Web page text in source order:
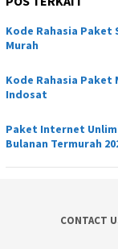
Kode Rahasia Paket
Murah
Kode Rahasia Paket
Indosat
Paket Internet
Bulanan Termurah
CONTACT